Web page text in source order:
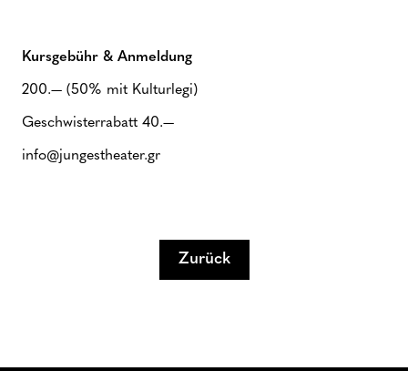
Kursgebühr & Anmeldung
200.— (50% mit Kulturlegi)
Geschwisterrabatt 40.—
info@jungestheater.gr
Zurück